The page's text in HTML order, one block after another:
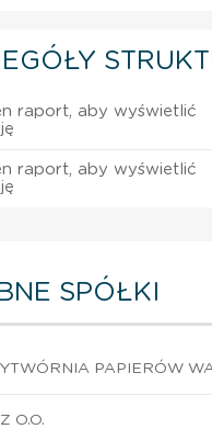
raport, aby wyświetlić
raport, aby wyświetlić
SPÓŁKI
PAPIERÓW
O.O.